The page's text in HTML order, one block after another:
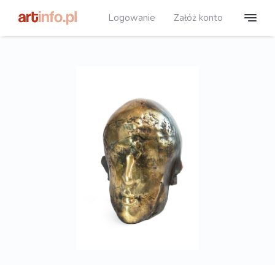
Logowanie Załóż konto